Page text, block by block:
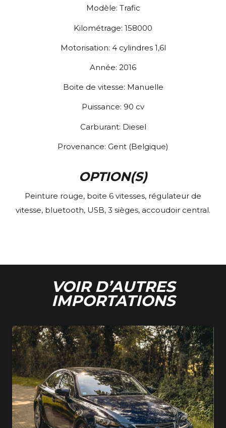
Modèle: Trafic
Kilométrage: 158000
Motorisation: 4 cylindres 1,6l
Année: 2016
Boite de vitesse: Manuelle
Puissance: 90 cv
Carburant: Diesel
Provenance: Gent (Belgique)
OPTION(S)
Peinture rouge, boite 6 vitesses, régulateur de
vitesse, bluetooth, USB, 3 sièges, accoudoir central.
VOIR D’AUTRES
IMPORTATIONS